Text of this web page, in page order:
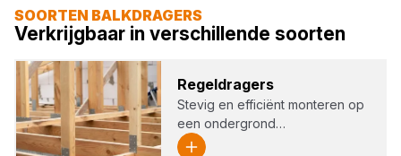
SOORTEN BALKDRAGERS
Verkrijgbaar in verschillende soorten
Regel­dra­gers
Stevig en efficiënt monteren op
een ondergrond…